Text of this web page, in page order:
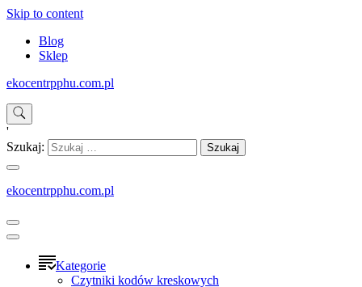
Skip to content
Blog
Sklep
ekocentrpphu.com.pl
'
Szukaj:
ekocentrpphu.com.pl
Kategorie
Czytniki kodów kreskowych